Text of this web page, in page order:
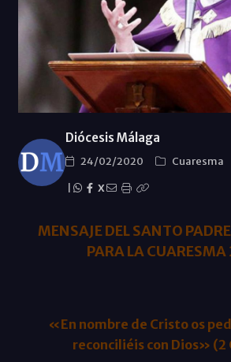
Diócesis Málaga
24/02/2020
Cuaresma
X
MENSAJE DEL SANTO
PARA LA
«En nombre de Cristo os
reconciliéis con Dios» (2